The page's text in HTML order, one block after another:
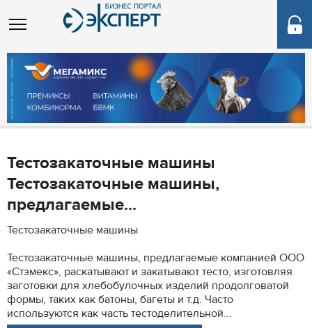
Тестозакаточные машины
Тестозакаточные машины,
предлагаемые...
Тестозакаточные машины
Тестозакаточные машины, предлагаемые компанией ООО
«Стэмекс», раскатывают и закатывают тесто, изготовляя
заготовки для хлебобулочных изделий продолговатой
формы, таких как батоны, багеты и т.д. Часто
используются как часть тестоделительной...